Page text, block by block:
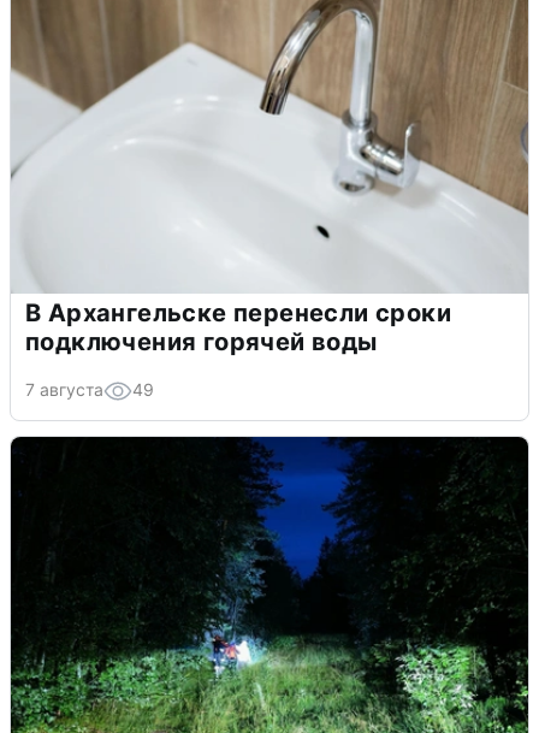
В Архангельске перенесли сроки
подключения горячей воды
7 августа 49